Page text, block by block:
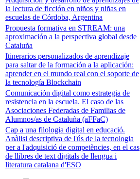
la lectura de ficción en niños y niñas en
escuelas de Córdoba, Argentina
Propuesta formativa en STREAM: una
aproximación a la perspectiva global desde
Cataluña
Itinerarios personalizados de aprendizaje
para saltar de la formación a la aplicación:
aprender en el mundo real con el soporte de
la tecnología Blockchain
Comunicación digital como estrategia de
resistencia en la escuela. El caso de las
Asociaciones Federadas de Familias de
Alumnos/as de Cataluña (aFFaC)
Cap a una filologia digital en educació.
Anàlisi descriptiva de l'ús de la tecnologia
per a l'adquisició de competències, en el cas
de llibres de text digitals de llengua i
literatura catalana d'ESO